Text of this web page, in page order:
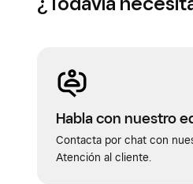
Habla con nuestro
Contacta por chat con
Atención al cliente.